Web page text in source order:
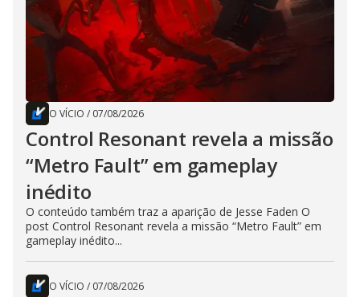
O VÍCIO / 07/08/2026
Control Resonant revela a missão
“Metro Fault” em gameplay
inédito
O conteúdo também traz a aparição de Jesse Faden O
post Control Resonant revela a missão “Metro Fault” em
gameplay inédito...
O VÍCIO / 07/08/2026